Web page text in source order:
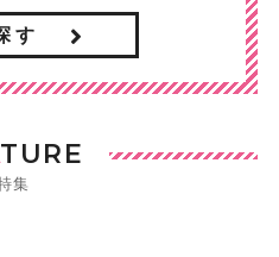
す
TURE
集